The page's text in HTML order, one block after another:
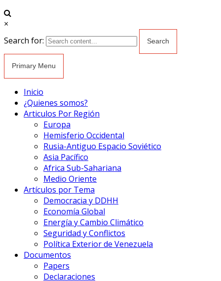
×
Search for:
Primary Menu
Inicio
¿Quienes somos?
Articulos Por Región
Europa
Hemisferio Occidental
Rusia-Antiguo Espacio Soviético
Asia Pacífico
Africa Sub-Sahariana
Medio Oriente
Artículos por Tema
Democracia y DDHH
Economía Global
Energía y Cambio Climático
Seguridad y Conflictos
Política Exterior de Venezuela
Documentos
Papers
Declaraciones